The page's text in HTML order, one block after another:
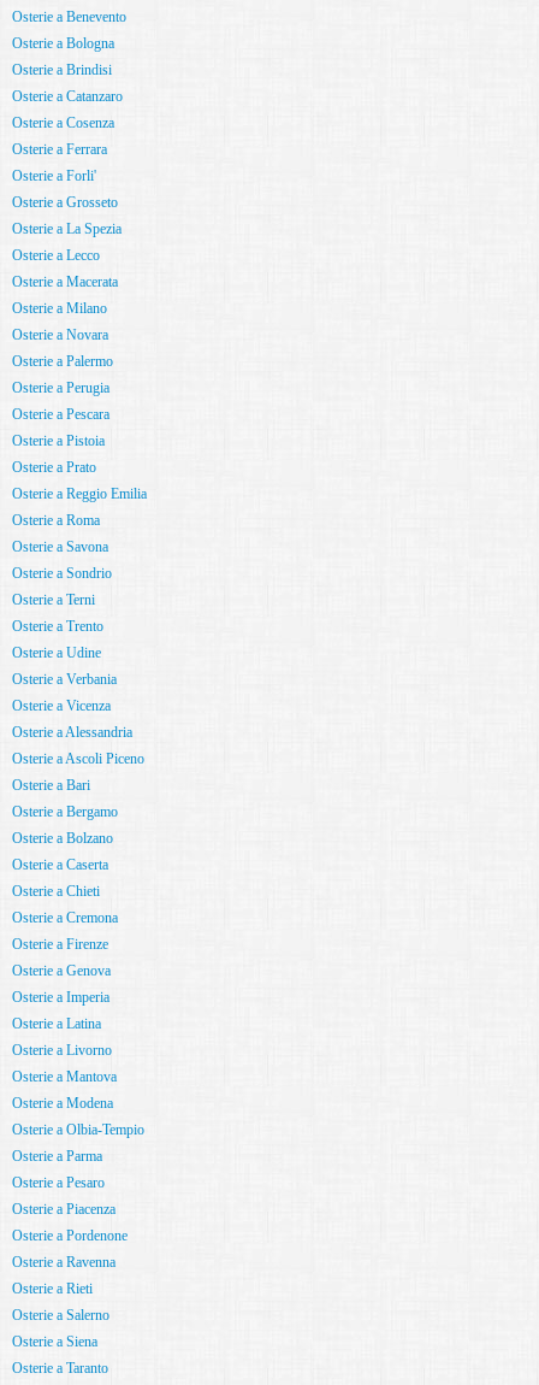
Osterie a Benevento
Osterie a Bologna
Osterie a Brindisi
Osterie a Catanzaro
Osterie a Cosenza
Osterie a Ferrara
Osterie a Forli'
Osterie a Grosseto
Osterie a La Spezia
Osterie a Lecco
Osterie a Macerata
Osterie a Milano
Osterie a Novara
Osterie a Palermo
Osterie a Perugia
Osterie a Pescara
Osterie a Pistoia
Osterie a Prato
Osterie a Reggio Emilia
Osterie a Roma
Osterie a Savona
Osterie a Sondrio
Osterie a Terni
Osterie a Trento
Osterie a Udine
Osterie a Verbania
Osterie a Vicenza
Osterie a Alessandria
Osterie a Ascoli Piceno
Osterie a Bari
Osterie a Bergamo
Osterie a Bolzano
Osterie a Caserta
Osterie a Chieti
Osterie a Cremona
Osterie a Firenze
Osterie a Genova
Osterie a Imperia
Osterie a Latina
Osterie a Livorno
Osterie a Mantova
Osterie a Modena
Osterie a Olbia-Tempio
Osterie a Parma
Osterie a Pesaro
Osterie a Piacenza
Osterie a Pordenone
Osterie a Ravenna
Osterie a Rieti
Osterie a Salerno
Osterie a Siena
Osterie a Taranto